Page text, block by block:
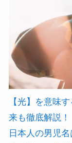
【光】を意味
来も徹底解説！
日本人の男児